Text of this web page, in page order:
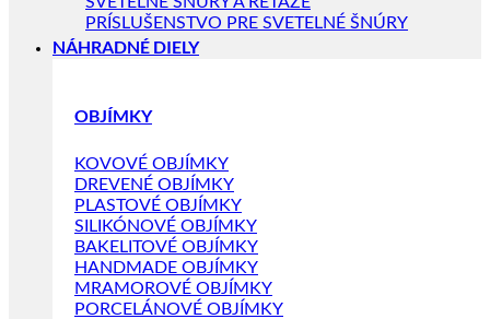
PRÍSLUŠENSTVO PRE SVETELNÉ ŠNÚRY
NÁHRADNÉ DIELY
OBJÍMKY
KOVOVÉ OBJÍMKY
DREVENÉ OBJÍMKY
PLASTOVÉ OBJÍMKY
SILIKÓNOVÉ OBJÍMKY
BAKELITOVÉ OBJÍMKY
HANDMADE OBJÍMKY
MRAMOROVÉ OBJÍMKY
PORCELÁNOVÉ OBJÍMKY